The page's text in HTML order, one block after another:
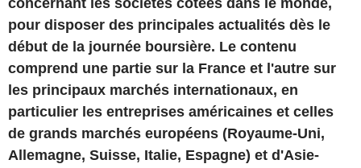
concernant les sociétés cotées dans le monde,
pour disposer des principales actualités dès le
début de la journée boursière. Le contenu
comprend une partie sur la France et l'autre sur
les principaux marchés internationaux, en
particulier les entreprises américaines et celles
de grands marchés européens (Royaume-Uni,
Allemagne, Suisse, Italie, Espagne) et d'Asie-